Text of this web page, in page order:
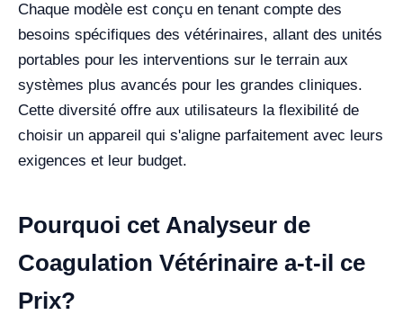
Chaque modèle est conçu en tenant compte des
besoins spécifiques des vétérinaires, allant des unités
portables pour les interventions sur le terrain aux
systèmes plus avancés pour les grandes cliniques.
Cette diversité offre aux utilisateurs la flexibilité de
choisir un appareil qui s'aligne parfaitement avec leurs
exigences et leur budget.
Pourquoi cet Analyseur de
Coagulation Vétérinaire a-t-il ce
Prix?